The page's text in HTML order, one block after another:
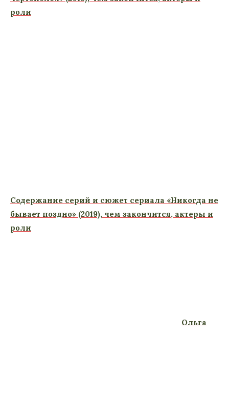
роли
Содержание серий и сюжет сериала «Никогда не
бывает поздно» (2019), чем закончится, актеры и
роли
Ольга